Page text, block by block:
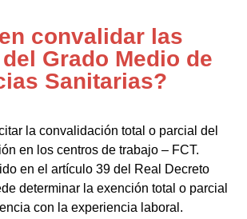
convalidar las
Grado Medio de
Sanitarias?
la convalidación total o parcial del
en los centros de trabajo – FCT.
en el artículo 39 del Real Decreto
determinar la exención total o parcial
con la experiencia laboral.